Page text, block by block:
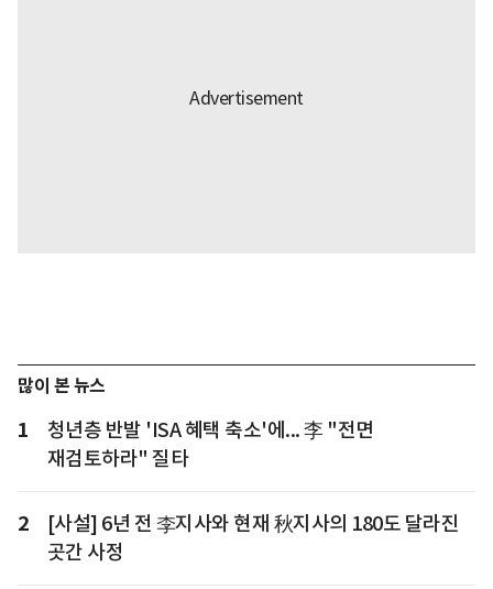
많이 본 뉴스
1
청년층 반발 'ISA 혜택 축소'에... 李 "전면
재검토하라" 질타
2
[사설] 6년 전 李지사와 현재 秋지사의 180도 달라진
곳간 사정